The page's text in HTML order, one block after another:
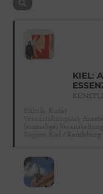
KIEL: